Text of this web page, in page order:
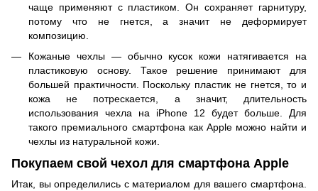
чаще применяют с пластиком. Он сохраняет гарнитуру,
потому что не гнется, а значит не деформирует
композицию.
Кожаные чехлы — обычно кусок кожи натягивается на
пластиковую основу. Такое решение принимают для
большей практичности. Поскольку пластик не гнется, то и
кожа не потрескается, а значит, длительность
использования чехла на iPhone 12 будет больше. Для
такого премиального смартфона как Аpple можно найти и
чехлы из натуральной кожи.
Покупаем свой чехол для смартфона Apple
Итак, вы определились с материалом для вашего смартфона.